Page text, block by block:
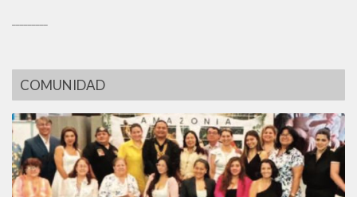
COMUNIDAD